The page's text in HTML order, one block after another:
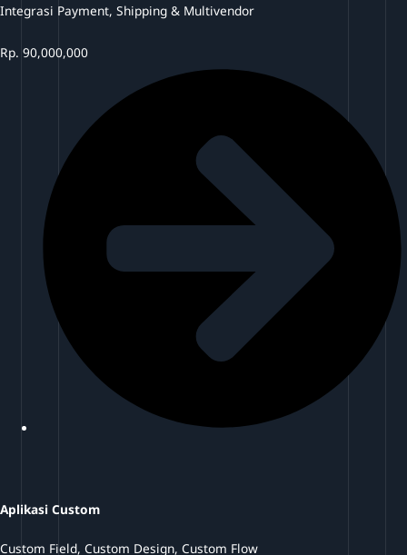
Integrasi Payment, Shipping & Multivendor
Rp. 90,000,000
Aplikasi Custom
Custom Field, Custom Design, Custom Flow